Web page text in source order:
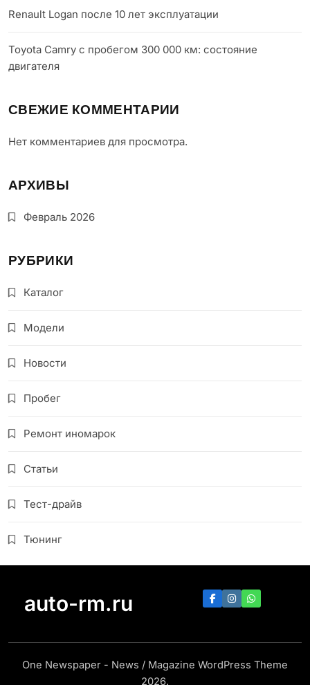
Renault Logan после 10 лет эксплуатации
Toyota Camry с пробегом 300 000 км: состояние
двигателя
СВЕЖИЕ КОММЕНТАРИИ
Нет комментариев для просмотра.
АРХИВЫ
Февраль 2026
РУБРИКИ
Каталог
Модели
Новости
Пробег
Ремонт иномарок
Статьи
Тест-драйв
Тюнинг
auto-rm.ru
One Newspaper - News / Magazine WordPress Theme
2026.